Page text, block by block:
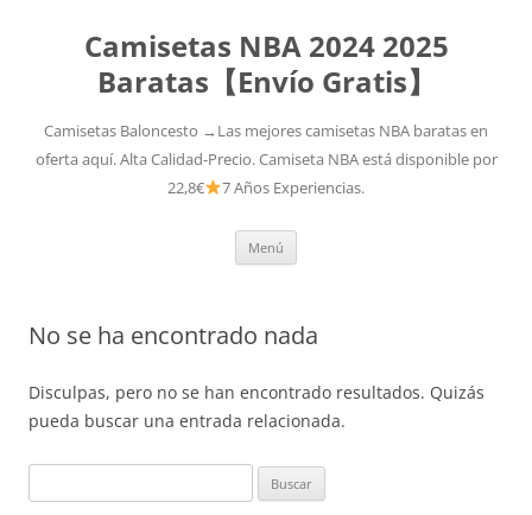
Camisetas NBA 2024 2025
Baratas【Envío Gratis】
Camisetas Baloncesto →Las mejores camisetas NBA baratas en
oferta aquí. Alta Calidad-Precio. Camiseta NBA está disponible por
22,8€
7 Años Experiencias.
Menú
No se ha encontrado nada
Disculpas, pero no se han encontrado resultados. Quizás
pueda buscar una entrada relacionada.